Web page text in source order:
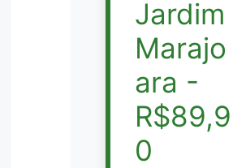
Jardim
Marajo
ara -
R$89,9
0